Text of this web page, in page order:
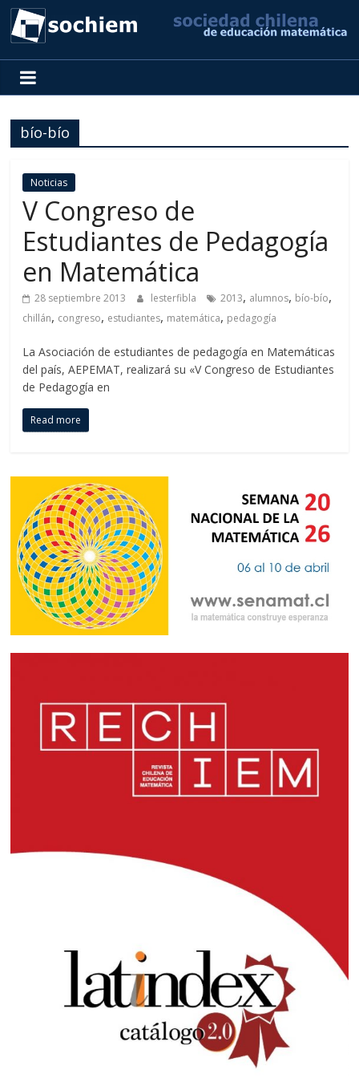
SOCHIEM
Sociedad
Chilena
de
Matemática
bío-bío
Noticias
V Congreso de
Estudiantes de Pedagogía
en Matemática
28 septiembre 2013 lesterfibla 2013, alumnos, bío-bío,
chillán, congreso, estudiantes, matemática, pedagogía
La Asociación de estudiantes de pedagogía en Matemáticas
del país, AEPEMAT, realizará su «V Congreso de Estudiantes
de Pedagogía en
Read more